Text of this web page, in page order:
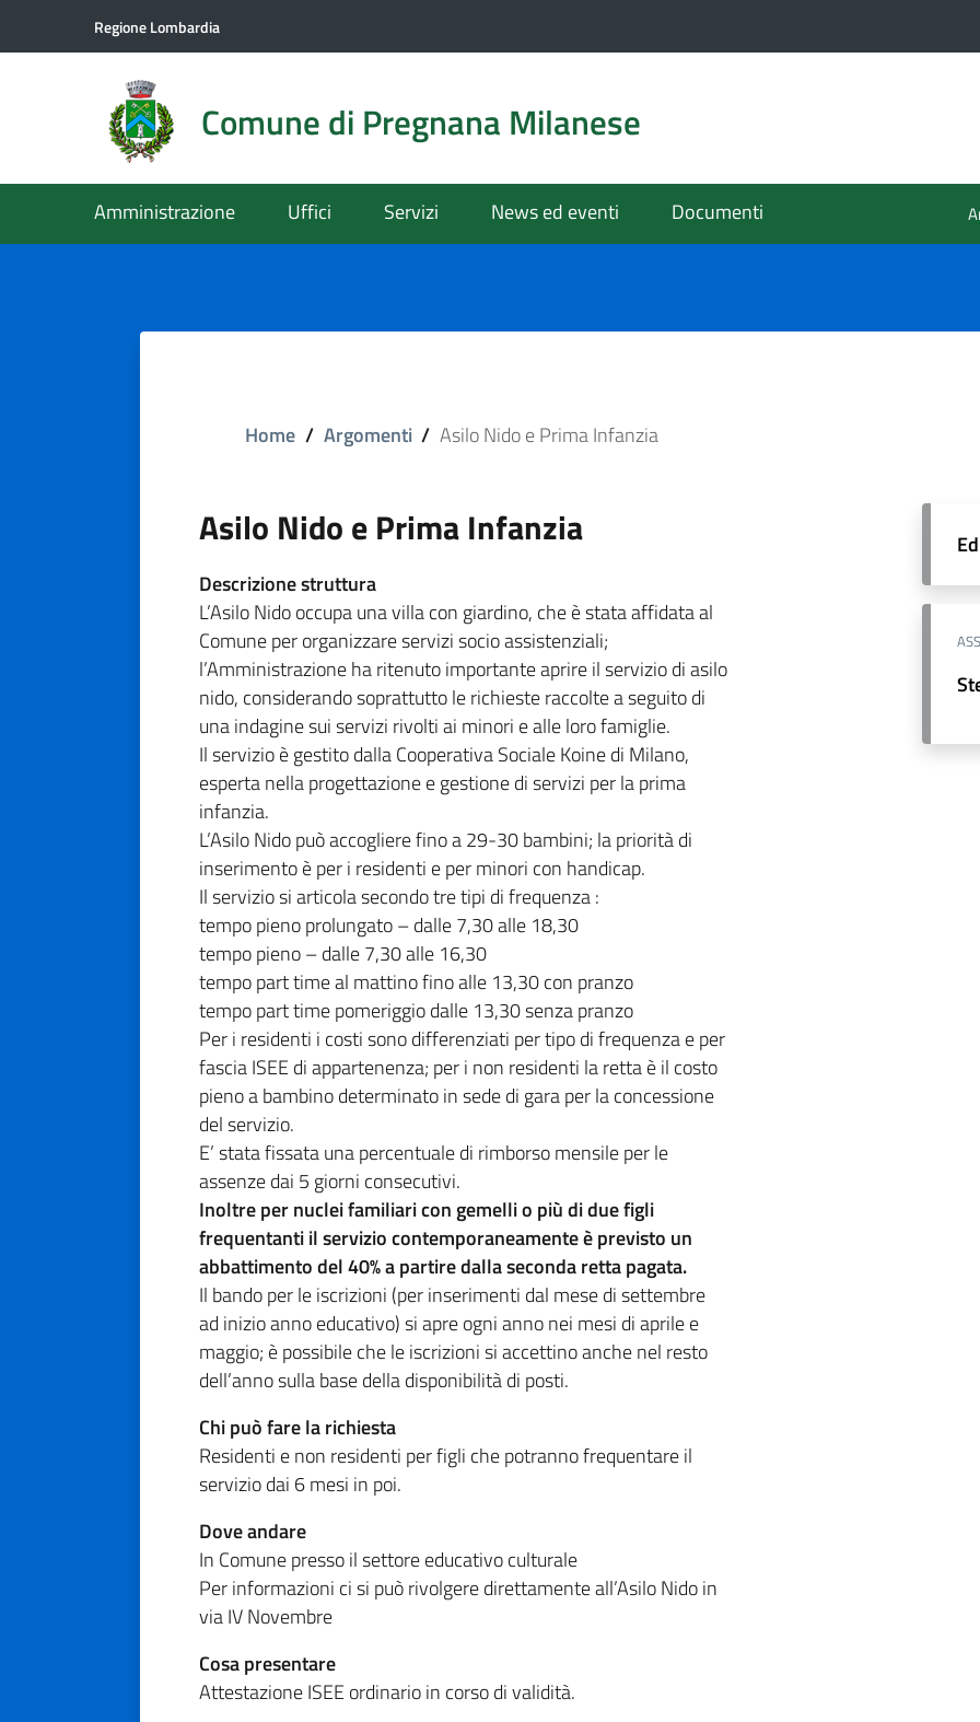
Regione Lombardia
Comune di Pregnana Milanese
Amministrazione Uffici Servizi News ed eventi Documenti
Home / Argomenti / Asilo Nido e Prima Infanzia
Asilo Nido e Prima Infanzia
Descrizione struttura
L’Asilo Nido occupa una villa con giardino, che è stata affidata al
Comune per organizzare servizi socio assistenziali;
l’Amministrazione ha ritenuto importante aprire il servizio di asilo
nido, considerando soprattutto le richieste raccolte a seguito di
una indagine sui servizi rivolti ai minori e alle loro famiglie.
Il servizio è gestito dalla Cooperativa Sociale Koine di Milano,
esperta nella progettazione e gestione di servizi per la prima
infanzia.
L’Asilo Nido può accogliere fino a 29-30 bambini; la priorità di
inserimento è per i residenti e per minori con handicap.
Il servizio si articola secondo tre tipi di frequenza :
tempo pieno prolungato – dalle 7,30 alle 18,30
tempo pieno – dalle 7,30 alle 16,30
tempo part time al mattino fino alle 13,30 con pranzo
tempo part time pomeriggio dalle 13,30 senza pranzo
Per i residenti i costi sono differenziati per tipo di frequenza e per
fascia ISEE di appartenenza; per i non residenti la retta è il costo
pieno a bambino determinato in sede di gara per la concessione
del servizio.
E’ stata fissata una percentuale di rimborso mensile per le
assenze dai 5 giorni consecutivi.
Inoltre per nuclei familiari con gemelli o più di due figli
frequentanti il servizio contemporaneamente è previsto un
abbattimento del 40% a partire dalla seconda retta pagata.
Il bando per le iscrizioni (per inserimenti dal mese di settembre
ad inizio anno educativo) si apre ogni anno nei mesi di aprile e
maggio; è possibile che le iscrizioni si accettino anche nel resto
dell’anno sulla base della disponibilità di posti.
Chi può fare la richiesta
Residenti e non residenti per figli che potranno frequentare il
servizio dai 6 mesi in poi.
Dove andare
In Comune presso il settore educativo culturale
Per informazioni ci si può rivolgere direttamente all’Asilo Nido in
via IV Novembre
Cosa presentare
Attestazione ISEE ordinario in corso di validità.